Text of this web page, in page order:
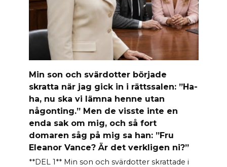
Min son och svärdotter började
skratta när jag gick in i rättssalen: ”Ha-
ha, nu ska vi lämna henne utan
någonting.” Men de visste inte en
enda sak om mig, och så fort
domaren såg på mig sa han: ”Fru
Eleanor Vance? Är det verkligen ni?”
**DEL 1** Min son och svärdotter skrattade i